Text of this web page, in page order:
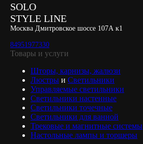
SOLO
STYLE LINE
Москва Дмитровское шоссе 107А к1
84951977330
Товары и услуги
Шторы, карнизы, жалюзи
Люстры и Светильники
Управляемые светильники
Светильники настенные
Светильники точечные
Светильники для ванной
Трековые и магнитные системы
Настольные лампы и торшеры